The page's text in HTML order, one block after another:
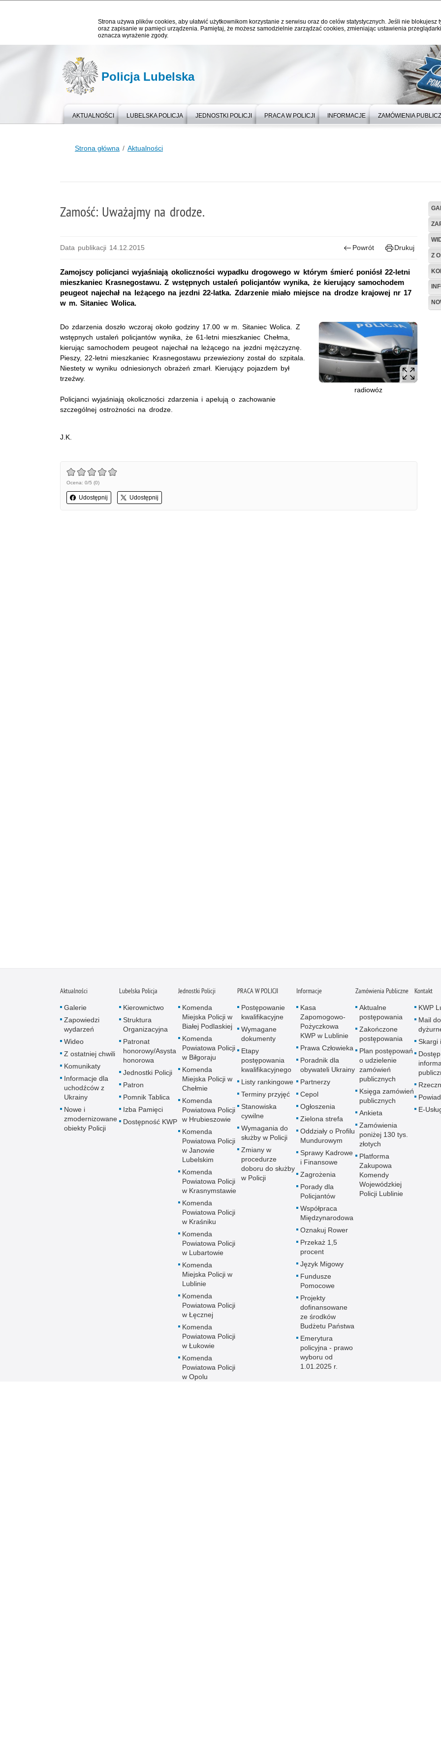
Strona używa plików cookies, aby ułatwić użytkownikom korzystanie z serwisu oraz do celów statystycznych. Jeśli nie blokujesz
oraz zapisanie w pamięci urządzenia. Pamiętaj, że możesz samodzielnie zarządzać cookies, zmieniając ustawienia
oznacza wyrażenie zgody.
Policja Lubelska
AKTUALNOŚCI LUBELSKA POLICJA JEDNOSTKI POLICJI PRACA W POLICJI INFORMACJE ZAMÓWIENIA
Strona główna Aktualności
Zamość: Uważajmy na drodze.
Data publikacji 14.12.2015 Powrót Drukuj
Zamojscy policjanci wyjaśniają okoliczności wypadku drogowego w którym śmierć poniósł 22-letni
mieszkaniec Krasnegostawu. Z wstępnych ustaleń policjantów wynika, że kierujący samochodem
peugeot najechał na leżącego na jezdni 22-latka. Zdarzenie miało miejsce na drodze krajowej nr 17
w m. Sitaniec Wolica.
radiowóz
Do zdarzenia doszło wczoraj około godziny 17.00 w m. Sitaniec Wolica. Z
wstępnych ustaleń policjantów wynika, że 61-letni mieszkaniec Chełma,
kierując samochodem peugeot najechał na leżącego na jezdni mężczyznę.
Pieszy, 22-letni mieszkaniec Krasnegostawu przewieziony został do szpitala.
Niestety w wyniku odniesionych obrażeń zmarł. Kierujący pojazdem był
trzeźwy.
Policjanci wyjaśniają okoliczności zdarzenia i apelują o zachowanie
szczególnej ostrożności na drodze.
J.K.
Ocena: 0/5 (0)
Udostępnij Udostępnij
Z
Aktualności
Galerie
Zapowiedzi
wydarzeń
Wideo
Z ostatniej chwili
Komunikaty
Informacje dla
uchodźców z
Ukrainy
Nowe i
zmodernizowane
obiekty Policji
Lubelska Policja
Kierownictwo
Struktura
Organizacyjna
Patronat
honorowy/Asysta
honorowa
Jednostki Policji
Patron
Pomnik Tablica
Izba Pamięci
Dostępność KWP
Jednostki Policji
Komenda
Miejska Policji w
Białej Podlaskiej
Komenda
Powiatowa Policji
w Biłgoraju
Komenda
Miejska Policji w
Chełmie
Komenda
Powiatowa Policji
w Hrubieszowie
Komenda
Powiatowa Policji
w Janowie
Lubelskim
Komenda
Powiatowa Policji
w Krasnymstawie
Komenda
Powiatowa Policji
w Kraśniku
Komenda
Powiatowa Policji
w Lubartowie
Komenda
Miejska Policji w
Lublinie
Komenda
Powiatowa Policji
w Łęcznej
Komenda
Powiatowa Policji
w Łukowie
Komenda
Powiatowa Policji
w Opolu
PRACA W POLICJI
Postępowanie
kwalifikacyjne
Wymagane
dokumenty
Etapy
postępowania
kwalifikacyjnego
Listy rankingowe
Terminy przyjęć
Stanowiska
cywilne
Wymagania do
służby w Policji
Zmiany w
procedurze
doboru do służby
w Policji
Informacje
Kasa
Zapomogowo-
Pożyczkowa
KWP w Lublinie
Prawa Człowieka
Poradnik dla
obywateli Ukrainy
Partnerzy
Cepol
Ogłoszenia
Zielona strefa
Oddziały o Profilu
Mundurowym
Sprawy Kadrowe
i Finansowe
Zagrożenia
Porady dla
Policjantów
Współpraca
Międzynarodowa
Oznakuj Rower
Przekaż 1,5
procent
Język Migowy
Fundusze
Pomocowe
Projekty
dofinansowane
ze środków
Budżetu Państwa
Emerytura
policyjna - prawo
wyboru od
1.01.2025 r.
Zamówienia Publiczne
Aktualne
postępowania
Zakończone
postępowania
Plan postępowań
o udzielenie
zamówień
publicznych
Księga zamówień
publicznych
Ankieta
Zamówienia
poniżej 130 tys.
złotych
Platforma
Zakupowa
Komendy
Wojewódzkiej
Policji Lublinie
Kontakt
KWP
Mail do
Skargi
E-